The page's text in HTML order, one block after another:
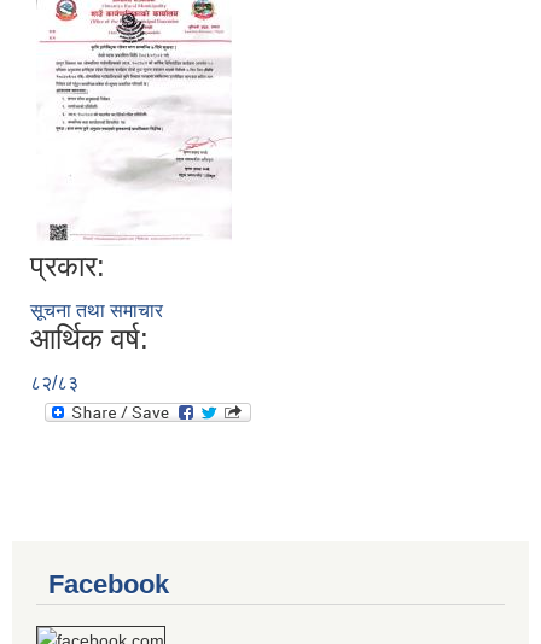
प्रकार:
सूचना तथा समाचार
आर्थिक वर्ष:
८२/८३
Facebook